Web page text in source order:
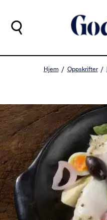
Hjem Oppskrifter